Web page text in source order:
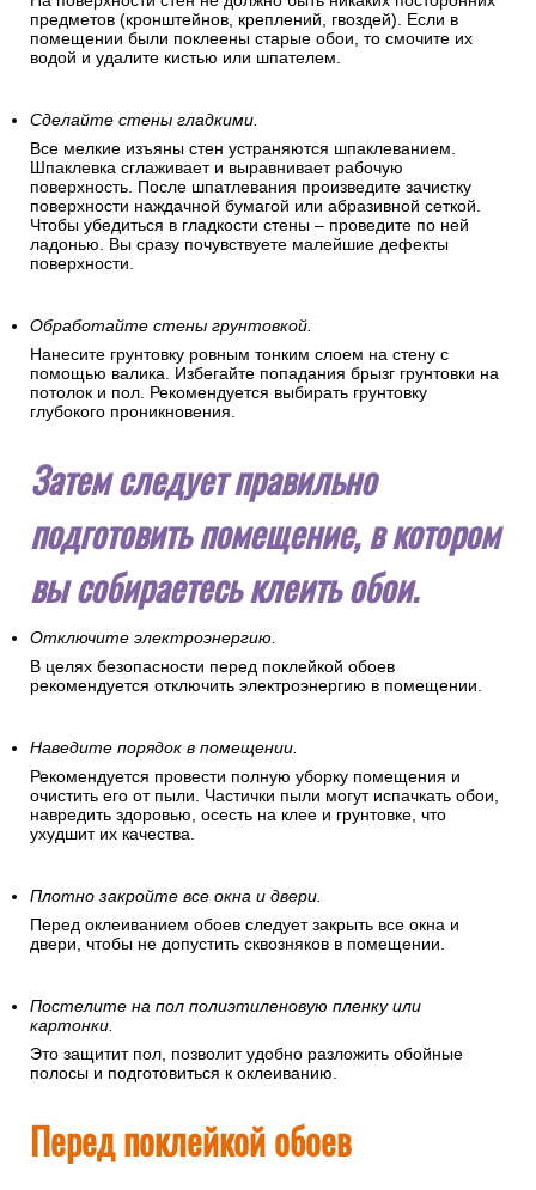
предметов (кронштейнов, креплений, гвоздей). Если в
помещении были поклеены старые обои, то смочите их
водой и удалите кистью или шпателем.
Сделайте стены гладкими.
Все мелкие изъяны стен устраняются шпаклеванием.
Шпаклевка сглаживает и выравнивает рабочую
поверхность. После шпатлевания произведите зачистку
поверхности наждачной бумагой или абразивной сеткой.
Чтобы убедиться в гладкости стены – проведите по ней
ладонью. Вы сразу почувствуете малейшие дефекты
поверхности.
Обработайте стены грунтовкой.
Нанесите грунтовку ровным тонким слоем на стену с
помощью валика. Избегайте попадания брызг грунтовки на
потолок и пол. Рекомендуется выбирать грунтовку
глубокого проникновения.
Затем следует правильно
подготовить помещение, в котором
вы собираетесь клеить обои.
Отключите электроэнергию.
В целях безопасности перед поклейкой обоев
рекомендуется отключить электроэнергию в помещении.
Наведите порядок в помещении.
Рекомендуется провести полную уборку помещения и
очистить его от пыли. Частички пыли могут испачкать обои,
навредить здоровью, осесть на клее и грунтовке, что
ухудшит их качества.
Плотно закройте все окна и двери.
Перед оклеиванием обоев следует закрыть все окна и
двери, чтобы не допустить сквозняков в помещении.
Постелите на пол полиэтиленовую пленку или
картонки.
Это защитит пол, позволит удобно разложить обойные
полосы и подготовиться к оклеиванию.
Перед поклейкой обоев